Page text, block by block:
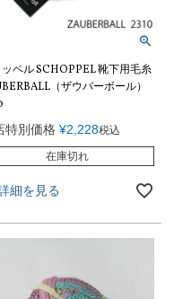
ペル SCHOPPEL 靴下用毛糸
（ザウバーボール）
特別価格 ¥2,228税込
在庫切れ
細を見る